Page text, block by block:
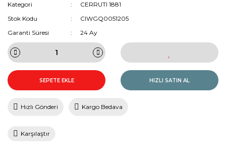
Kategori
CERRUTI 1881
Stok Kodu
CIWGQ0051205
Garanti Süresi
24 Ay
SEPETE EKLE HIZLI SATIN AL
Hızlı Gönderi Kargo Bedava
Karşılaştır